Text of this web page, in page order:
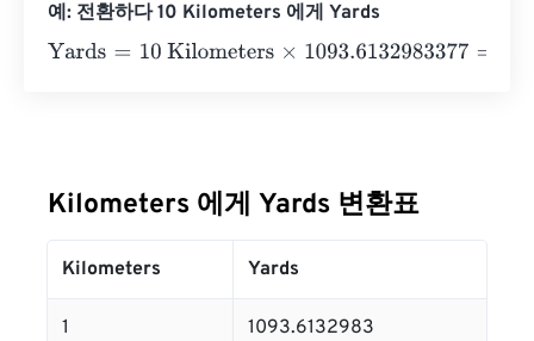
예: 전환하다 10 Kilometers 에게 Yards
Yards= 10 Kilometers×1093.6132983377=
Kilometers 에게 Yards 변환표
Kilometers Yards
1 1093.6132983